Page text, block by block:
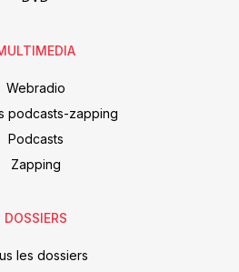
Webradio
podcasts-zapping
Podcasts
Zapping
DOSSIERS
les dossiers